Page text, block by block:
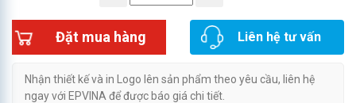
Đặt mua hàng Liên hệ tư vấn
Nhận thiết kế và in Logo lên sản phẩm theo yêu cầu, liên hệ
ngay với EPVINA để được báo giá chi tiết.